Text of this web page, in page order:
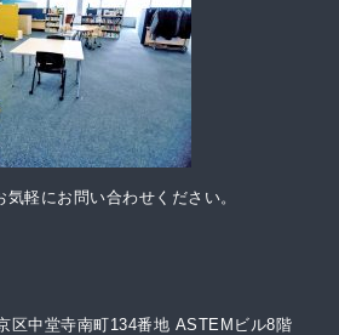
軽にお問い合わせください。
中堂寺南町134番地 ASTEMビル8階